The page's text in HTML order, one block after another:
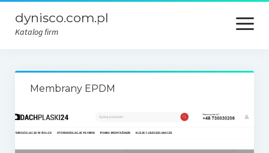
dynisco.com.pl
Katalog firm
open
menu
Membrany EPDM